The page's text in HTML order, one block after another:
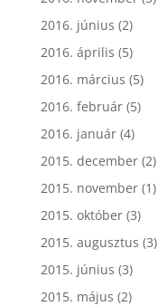
2016. június (2)
2016. április (5)
2016. március (5)
2016. február(5)
2016. január(4)
2015. december(2)
2015. november(1)
2015. október(3)
2015. augusztus (3)
2015. június (3)
2015. május (2)